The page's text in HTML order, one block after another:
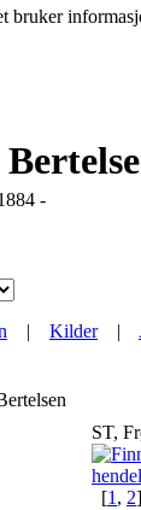
bruker
-
| Kilder|
ST,
[1, 2]